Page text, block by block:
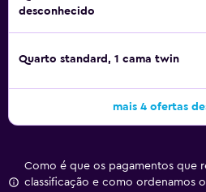
desconhecido
Quarto standard, 1 cama twin
mais 4 ofertas
Como é que os pagamentos que
classificação e como ordenamos